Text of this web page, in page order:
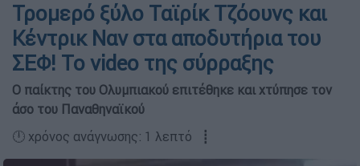
Τρομερό ξύλο Ταϊρίκ Τζόουνς και
Κέντρικ Ναν στα αποδυτήρια του
ΣΕΦ! Το video της σύρραξης
Ο παίκτης του Ολυμπιακού επιτέθηκε και χτύπησε τον
άσο του Παναθηναϊκού
🕛 χρόνος ανάγνωσης: 1 λεπτό ┋